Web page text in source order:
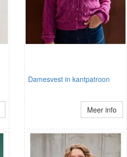
Damesvest in kantpatroon
Meer info